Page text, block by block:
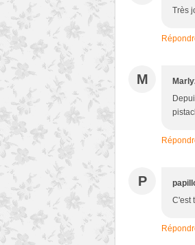
Très
M
P
C'est